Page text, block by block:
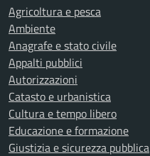
Agricoltura e pesca
Ambiente
Anagrafe e stato civile
Appalti pubblici
Autorizzazioni
Catasto e urbanistica
Cultura e tempo libero
Educazione e formazione
Giustizia e sicurezza pubblica